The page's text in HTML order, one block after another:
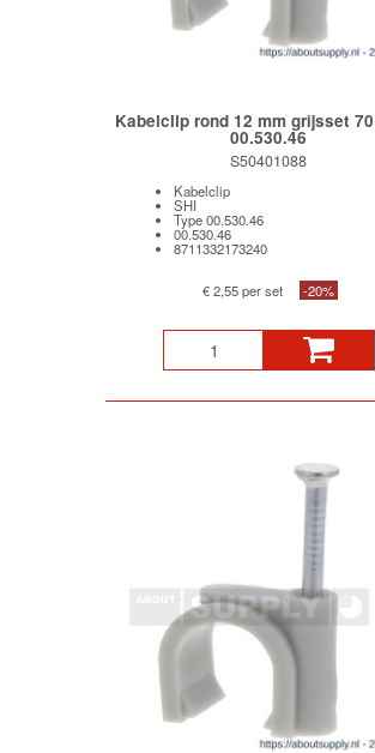
Kabelclip rond 12 mm grijsset
00.530.46
S50401088
Kabelclip
SHI
Type 00.530.46
00.530.46
8711332173240
€ 2,55 per set -20%